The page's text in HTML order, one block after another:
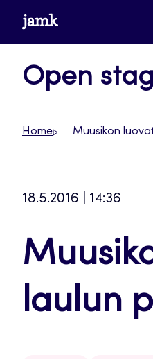
Siirrywww.jamk.fi
Open
Home Muusikon
18.5.2016 | 14:36
laulun